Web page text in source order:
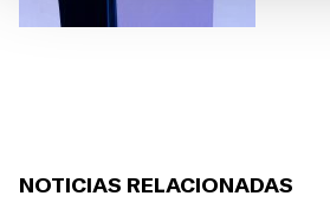
NOTICIAS RELACIONADAS